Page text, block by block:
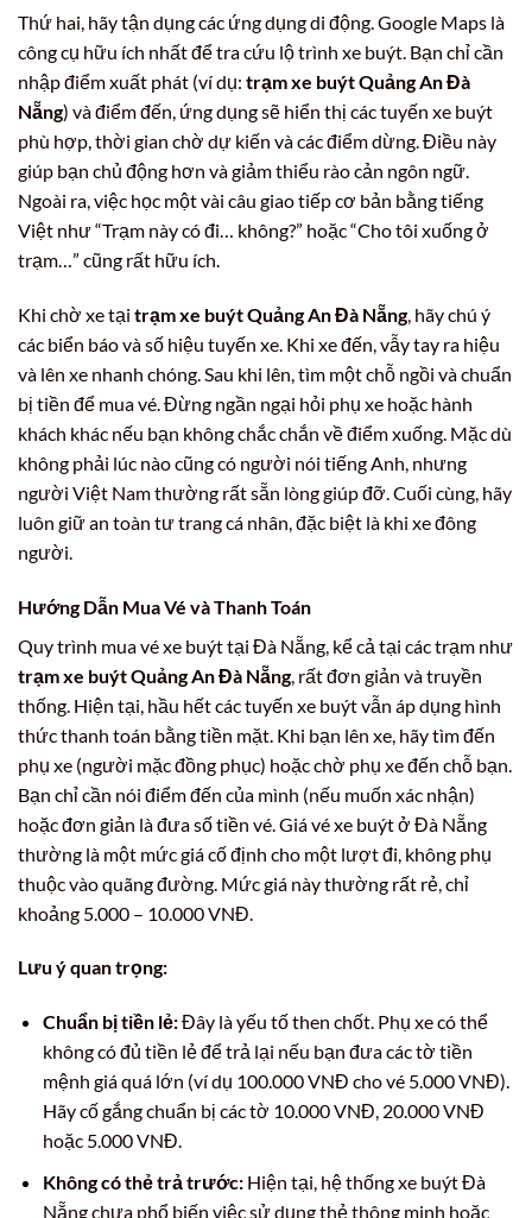
Thứ hai, hãy tận dụng các ứng dụng di động. Google Maps là
công cụ hữu ích nhất để tra cứu lộ trình xe buýt. Bạn chỉ cần
nhập điểm xuất phát (ví dụ: trạm xe buýt Quảng An Đà
Nẵng) và điểm đến, ứng dụng sẽ hiển thị các tuyến xe buýt
phù hợp, thời gian chờ dự kiến và các điểm dừng. Điều này
giúp bạn chủ động hơn và giảm thiểu rào cản ngôn ngữ.
Ngoài ra, việc học một vài câu giao tiếp cơ bản bằng tiếng
Việt như “Trạm này có đi… không?” hoặc “Cho tôi xuống ở
trạm…” cũng rất hữu ích.
Khi chờ xe tại trạm xe buýt Quảng An Đà Nẵng, hãy chú ý
các biển báo và số hiệu tuyến xe. Khi xe đến, vẫy tay ra hiệu
và lên xe nhanh chóng. Sau khi lên, tìm một chỗ ngồi và chuẩn
bị tiền để mua vé. Đừng ngần ngại hỏi phụ xe hoặc hành
khách khác nếu bạn không chắc chắn về điểm xuống. Mặc dù
không phải lúc nào cũng có người nói tiếng Anh, nhưng
người Việt Nam thường rất sẵn lòng giúp đỡ. Cuối cùng, hãy
luôn giữ an toàn tư trang cá nhân, đặc biệt là khi xe đông
người.
Hướng Dẫn Mua Vé và Thanh Toán
Quy trình mua vé xe buýt tại Đà Nẵng, kể cả tại các trạm như
trạm xe buýt Quảng An Đà Nẵng, rất đơn giản và truyền
thống. Hiện tại, hầu hết các tuyến xe buýt vẫn áp dụng hình
thức thanh toán bằng tiền mặt. Khi bạn lên xe, hãy tìm đến
phụ xe (người mặc đồng phục) hoặc chờ phụ xe đến chỗ bạn.
Bạn chỉ cần nói điểm đến của mình (nếu muốn xác nhận)
hoặc đơn giản là đưa số tiền vé. Giá vé xe buýt ở Đà Nẵng
thường là một mức giá cố định cho một lượt đi, không phụ
thuộc vào quãng đường. Mức giá này thường rất rẻ, chỉ
khoảng 5.000 – 10.000 VNĐ.
Lưu ý quan trọng:
Chuẩn bị tiền lẻ:Đây là yếu tố then chốt. Phụ xe có thể
không có đủ tiền lẻ để trả lại nếu bạn đưa các tờ tiền
mệnh giá quá lớn (ví dụ 100.000 VNĐ cho vé 5.000 VNĐ).
Hãy cố gắng chuẩn bị các tờ 10.000 VNĐ, 20.000 VNĐ
hoặc 5.000 VNĐ.
Không có thẻ trả trước:Hiện tại, hệ thống xe buýt Đà
Nẵng chưa phổ biến việc sử dụng thẻ thông minh hoặc